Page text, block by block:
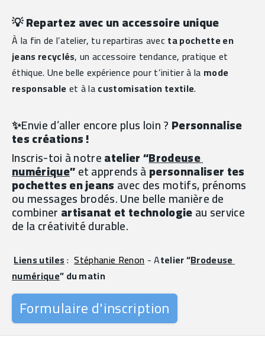
💡 Repartez avec un accessoire unique
À la fin de l’atelier, tu repartiras avec ta pochette en
jeans recyclés, un accessoire tendance, pratique et
éthique. Une belle expérience pour t’initier à la mode
responsable et à la customisation textile.
✨Envie d’aller encore plus loin ? Personnalise
tes créations !
Inscris-toi à notre atelier “Brodeuse
numérique” et apprends à personnaliser tes
pochettes en jeans avec des motifs, prénoms
ou messages brodés. Une belle manière de
combiner artisanat et technologie au service
de la créativité durable.
Liens utiles : Stéphanie Renon - Atelier “Brodeuse
numérique” du matin
Formulaire d'inscription